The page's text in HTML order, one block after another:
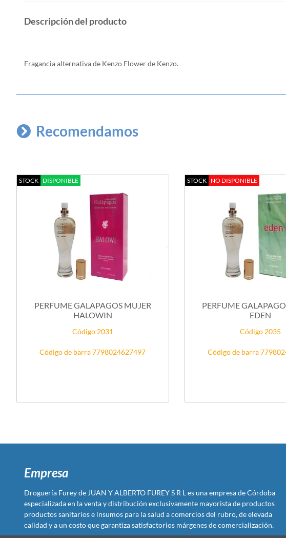
Descripción del producto
Fragancia alternativa de Kenzo Flower de Kenzo.
Recomendamos
STOCK DISPONIBLE
PERFUME GALAPAGOS MUJER
HALOWIN
Código 2031
Código de barra 7798024627497
STOCK NO DISPONIBLE
PERFUME
EDEN
Código 2035
Código de barra
Empresa
Droguería Furey de JUAN Y ALBERTO FUREY S R L es una empresa de Córdoba
especializada en la venta y distribución exclusivamente mayorista de productos
productos sanitarios e insumos para la salud a comercios del rubro, de elevada
calidad y a un costo que garantiza satisfactorios márgenes de comercialización.